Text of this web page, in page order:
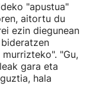
"apustua"
aitortu du
ezin diegunean
bideratzen
"Gu,
gara eta
hala